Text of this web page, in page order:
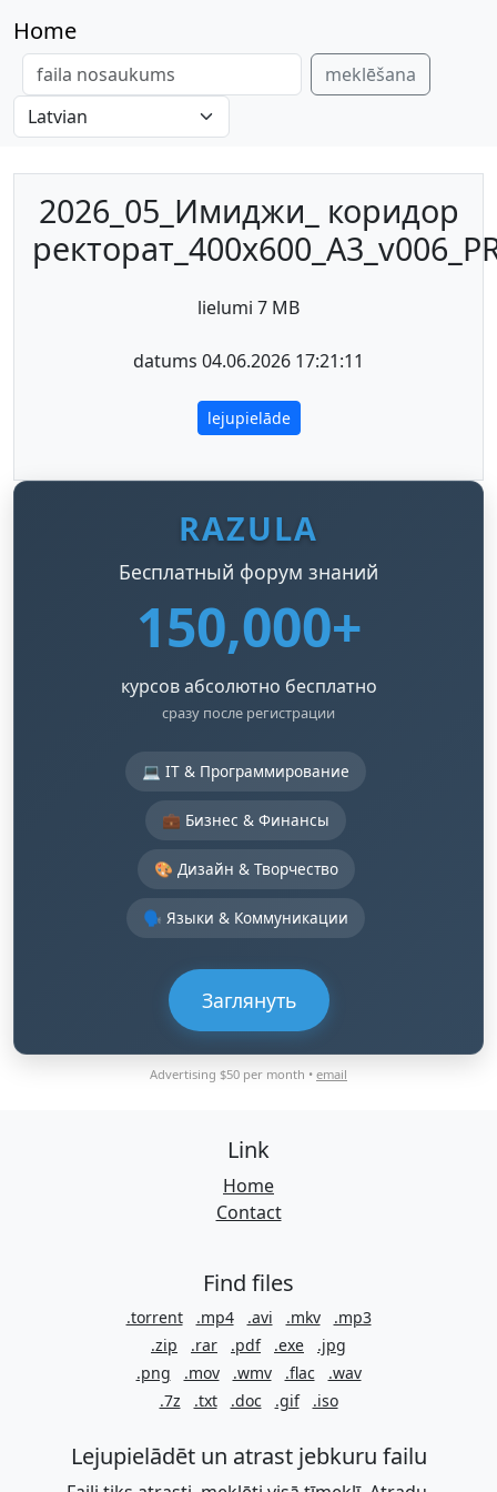
Home
meklēšana
2026_05_Имиджи_ коридор
lielumi 7 MB
datums 04.06.2026 17:21:11
lejupielāde
RAZULA
Бесплатный форум знаний
150,000+
курсов абсолютно бесплатно
сразу после регистрации
💻 IT & Программирование
💼 Бизнес & Финансы
🎨 Дизайн & Творчество
🗣️ Языки & Коммуникации
Заглянуть
Advertising $50 per month • email
Link
Home
Contact
Find files
.torrent .mp4 .avi .mkv
.mp3
.zip
.rar .pdf .exe
.jpg
.png
.mov .wmv .flac
.wav
.7z
.txt .doc .gif .iso
Lejupielādēt un atrast jebkuru failu